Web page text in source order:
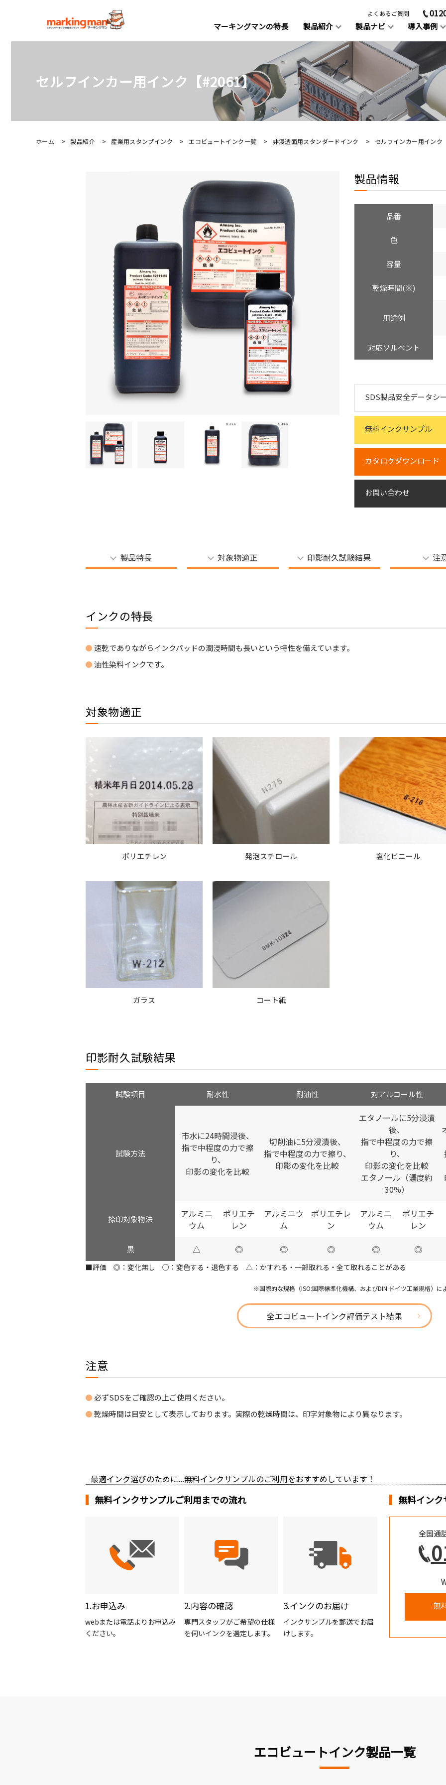
よくあるご質問
マーキングマンの特長 製品紹介
製造現場を支える2,000種類以上のアイテム
セルフナンバラー（SI2）
新ロールマーカー
スタンプローラー
自動印 極美（きわみ）
一覧を見る
産業用スタンプインク
スペシャルインク
インク選びの用語集
エコビュートインク評価テスト
印字見本
エアロインクをご使用中のお客様
一覧を見る
差替式ゴム印
オーダーメイドゴム印
一覧を見
製品ナビ
日付やNoなど、印字したい文
介しています。
最適インクの選び方
ビニールや発泡スチロール、木材、金属など、印字したい素材によっ
て、それぞれ最適なインクをご紹介しています。
印字に関する課題解決例
つながったのかをご紹介してい
導入事例
食品業界を中心に、12,000社以上への導入実績
を印字
使用でスピーディーに印字
カウンター機能で印字抜け防止 一度に複数の内容を印字 捺
用途に応じて印字内容を簡単に変更可能！ 不可視インク UVランプ（ブ
様々な材質に1種類のインクで印字 平面も曲面も印字ができる
ゴム印簡単装着 マグネット付クッションシート 同時に複数の箇所を印字する
アルコール付着での印字剥がれが激減
万全の体制でお客様をサポート
ご購入の流れ
SDS（安全データシート）
無料スタンパー
お試しレンタル
ミニコラム
セルフインカー用インク【#2061】
ホーム 製品紹介 産業用スタンプインク エコビュートインク一覧 非浸透面用スタンダードインク セルフインカー用インク
製品情報
品番
色
容量
乾燥時間(※)
用途例
対応ソルベント
SDS製品安全データシ
無料インクサンプル
カタログダウンロード
お問い合わせ
製品特長 対象物適正 印影耐久試験結果 注
インクの特長
速乾でありながらインクパッドの潤浸時間も長いという特性を備えています。
油性染料インクです。
対象物適正
ポリエチレン 発泡スチロール 塩化ビニール
ガラス コート紙
印影耐久試験結果
試験項目 耐水性 耐油性 対アルコール性
試験方法
市水に24時間浸後、
指で中程度の力で擦
り、
印影の変化を比較
切削油に5分浸漬後、
指で中程度の力で擦り、
印影の変化を比較
エタノールに5分浸漬
後、
指で中程度の力で擦
り、
印影の変化を比較
エタノール（濃度約
30%）
捺印対象物法
アルミニ
ウム
ポリエチ
レン
アルミニウ
ム
ポリエチレ
ン
アルミニ
ウム
ポリエチ
レン
黒 △ ◎ ◎ ◎ ◎ ◎
■評価 ◎：変化無し ○：変色する・退色する △：かすれる・一部取れる・全て取れることがある
※国際的な規格（ISO:国際標準化機構、およびDIN:ドイツ工業規格）
全エコビュートインク評価テスト結果
注意
必ずSDSをご確認の上ご使用ください。
乾燥時間は目安として表示しております。実際の乾燥時間は、印字対象物により異なります。
最適インク選びのために...無料インクサンプルのご利用をおすすめしています！
無料インクサンプルご利用までの流れ
1.お申込み
webまたは電話よりお申込み
ください。
2.内容の確認
専門スタッフがご希望の仕様
を伺いインクを選定します。
3.インクのお届け
インクサンプルを郵送でお届
けします。
無料イン
全国通
無
エコビュートインク製品一覧